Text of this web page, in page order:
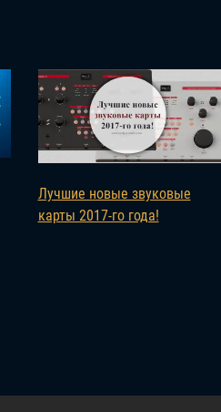
Лучшие новые звуковые
карты 2017-го года!